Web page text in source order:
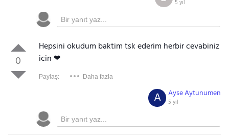
5 yıl
0
Hepsini okudum baktim tsk ederim herbir cevabiniz
icin ❤
Paylaş: Daha fazla
Ayse Aytunumen
5 yıl
A